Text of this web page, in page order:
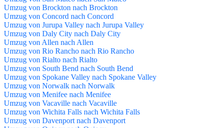
Umzug von Brockton nach Brockton
Umzug von Concord nach Concord
Umzug von Jurupa Valley nach Jurupa Valley
Umzug von Daly City nach Daly City
Umzug von Allen nach Allen
Umzug von Rio Rancho nach Rio Rancho
Umzug von Rialto nach Rialto
Umzug von South Bend nach South Bend
Umzug von Spokane Valley nach Spokane Valley
Umzug von Norwalk nach Norwalk
Umzug von Menifee nach Menifee
Umzug von Vacaville nach Vacaville
Umzug von Wichita Falls nach Wichita Falls
Umzug von Davenport nach Davenport